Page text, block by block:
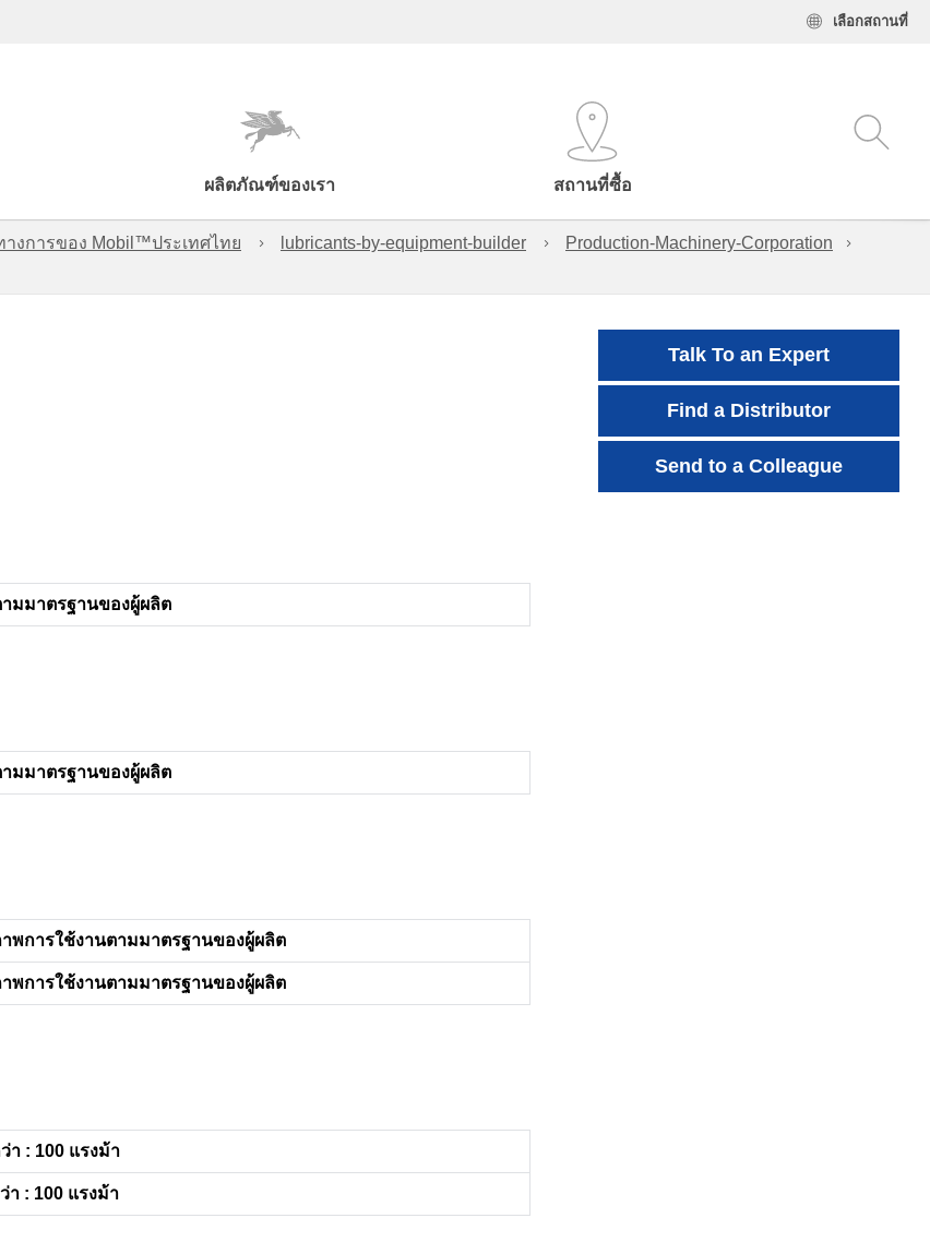
เลือกสถานที่
ผลิตภัณฑ์ของเรา สถานที่ซื้อ
งการของ Mobil™ประเทศไทย lubricants-by-equipment-builder
Production-Machinery-Corporation
มมาตรฐานของผู้ผลิต
มมาตรฐานของผู้ผลิต
พการใช้งานตามมาตรฐานของผู้ผลิต
พการใช้งานตามมาตรฐานของผู้ผลิต
า : 100 แรงม้า
า : 100 แรงม้า
Talk To an Expert
Find a Distributor
Send to a Colleague